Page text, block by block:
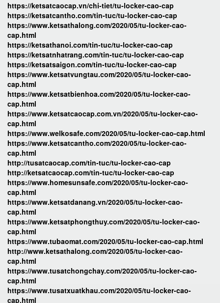
https://ketsatcaocap.vn/chi-tiet/tu-locker-cao-cap
https://ketsatcantho.com/tin-tuc/tu-locker-cao-cap
https://www.ketsathalong.com/2020/05/tu-locker-cao-
cap.html
https://ketsathanoi.com/tin-tuc/tu-locker-cao-cap
https://ketsatnhatrang.com/tin-tuc/tu-locker-cao-cap
https://ketsatsaigon.com/tin-tuc/tu-locker-cao-cap
https://www.ketsatvungtau.com/2020/05/tu-locker-cao-
cap.html
https://www.ketsatbienhoa.com/2020/05/tu-locker-cao-
cap.html
https://www.ketsatcaocap.com.vn/2020/05/tu-locker-cao-
cap.html
https://www.welkosafe.com/2020/05/tu-locker-cao-cap.html
https://www.ketsatcantho.com/2020/05/tu-locker-cao-
cap.html
http://tusatcaocap.com/tin-tuc/tu-locker-cao-cap
http://ketsatcaocap.com/tin-tuc/tu-locker-cao-cap
https://www.homesunsafe.com/2020/05/tu-locker-cao-
cap.html
https://www.ketsatdanang.vn/2020/05/tu-locker-cao-
cap.html
https://www.ketsatphongthuy.com/2020/05/tu-locker-cao-
cap.html
https://www.tubaomat.com/2020/05/tu-locker-cao-cap.html
http://www.ketsathalong.com/2020/05/tu-locker-cao-
cap.html
https://www.tusatchongchay.com/2020/05/tu-locker-cao-
cap.html
https://www.tusatxuatkhau.com/2020/05/tu-locker-cao-
cap.html